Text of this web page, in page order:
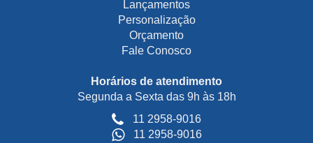
Lançamentos
Personalização
Orçamento
Fale Conosco
Horários de atendimento
Segunda a Sexta das 9h às 18h
11 2958-9016
11 2958-9016